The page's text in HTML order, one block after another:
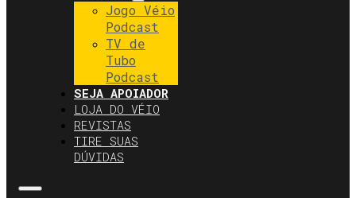
Jogo Véio
Podcast
TV de
Tubo
Podcast
SEJA APOIADOR
LOJA DO VÉIO
REVISTAS
TIRE SUAS
DÚVIDAS